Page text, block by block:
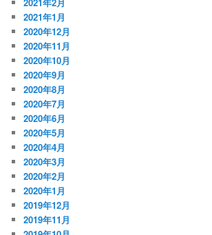
2021年1月
2020年12月
2020年11月
2020年10月
2020年9月
2020年8月
2020年7月
2020年6月
2020年5月
2020年4月
2020年3月
2020年2月
2020年1月
2019年12月
2019年11月